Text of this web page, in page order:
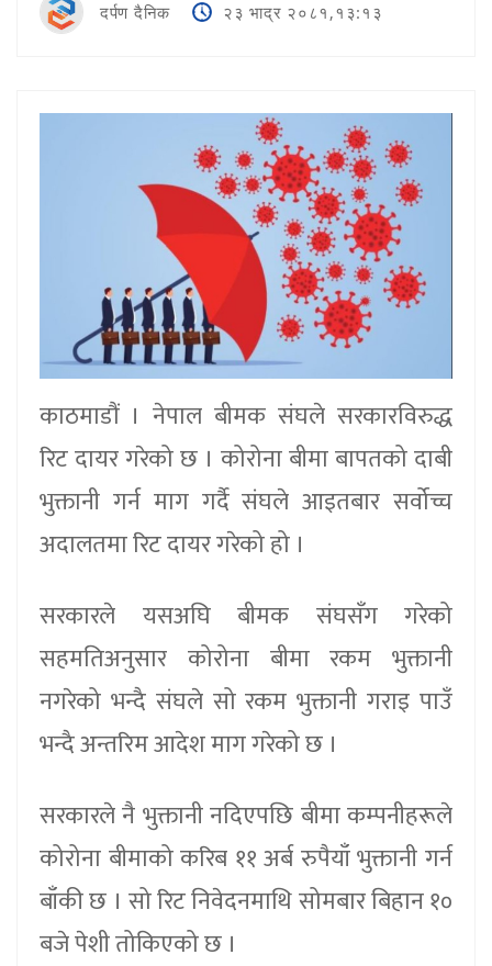
दर्पण दैनिक २३ भाद्र २०८१,१३:१३
काठमाडौं । नेपाल बीमक संघले सरकारविरुद्ध
रिट दायर गरेको छ । कोरोना बीमा बापतको दाबी
भुक्तानी गर्न माग गर्दै संघले आइतबार सर्वोच्च
अदालतमा रिट दायर गरेको हो ।
सरकारले यसअघि बीमक संघसँग गरेको
सहमतिअनुसार कोरोना बीमा रकम भुक्तानी
नगरेको भन्दै संघले सो रकम भुक्तानी गराइ पाउँ
भन्दै अन्तरिम आदेश माग गरेको छ ।
सरकारले नै भुक्तानी नदिएपछि बीमा कम्पनीहरूले
कोरोना बीमाको करिब ११ अर्ब रुपैयाँ भुक्तानी गर्न
बाँकी छ । सो रिट निवेदनमाथि सोमबार बिहान १०
बजे पेशी तोकिएको छ ।